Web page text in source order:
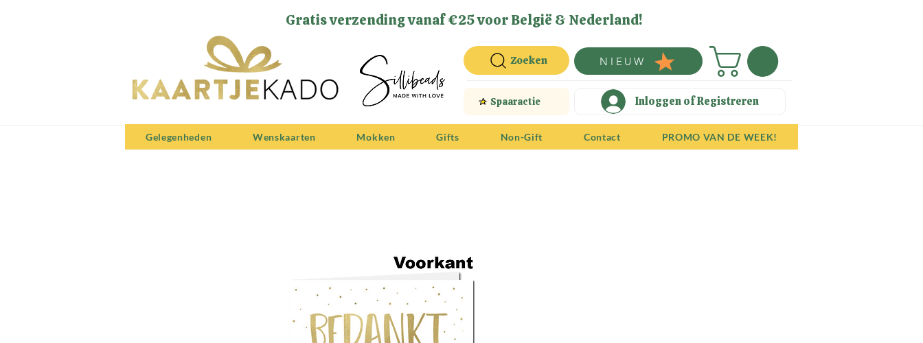
Gratis verzending vanaf €25 voor België & Nederland!
Zoeken NIEUW
Spaaractie Inloggen of Registreren
Gelegenheden Wenskaarten Mokken Gifts Non-Gift Contact PROMO VAN DE WEEK!